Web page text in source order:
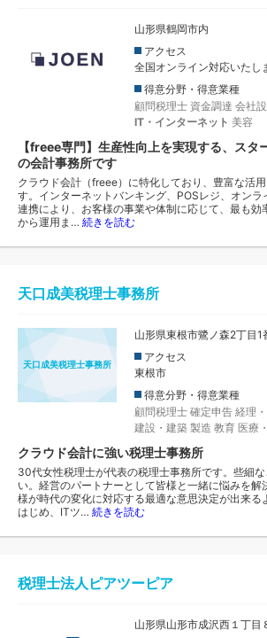
山形県鶴岡市内
アクセス
全国オンライン対応いたし
得意分野・得意業種
顧問税理士 資金調達 会社
IT・インターネット 美容
【freee専門】生産性向上を実現する、スタ
の会計事務所です
クラウド会計（freee）に特化しており、豊富な活
す。インターネットバンキング、POSレジ、オン
連携により、お客様の事業や体制に応じて、最も効
から運用ま… 続きを読む
天口成美税理士事務所
天口成美税理士事務所
山形県東根市鷺ノ森2丁目
アクセス
東根市
得意分野・得意業種
顧問税理士 確定申告 経理
建設・建築 製造 教育 医療
クラウド会計に強い税理士事務所
30代女性税理士が代表の税理士事務所です。些細
い。経営のパートナーとして皆様と一緒に悩みを解
様が時代の変化に対応する最適な意思決定が出来る
はじめ、ITツ… 続きを読む
税理士法人ピアツーピア
山形県山形市成沢西１丁目